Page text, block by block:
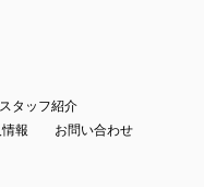
スタッフ紹介
報
お問い合わせ